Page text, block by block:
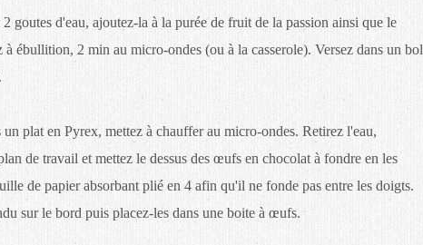
goutes d'eau, ajoutez-la à la purée de fruit de la passion ainsi que le
à ébullition, 2 min au micro-ondes (ou à la casserole). Versez dans un bol
un plat en Pyrex, mettez à chauffer au micro-ondes. Retirez l'eau,
de travail et mettez le dessus des œufs en chocolat à fondre en les
de papier absorbant plié en 4 afin qu'il ne fonde pas entre les doigts.
sur le bord puis placez-les dans une boite à œufs.